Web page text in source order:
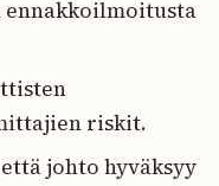
ennakkoilmoitusta
riskit.
johto hyväksyy